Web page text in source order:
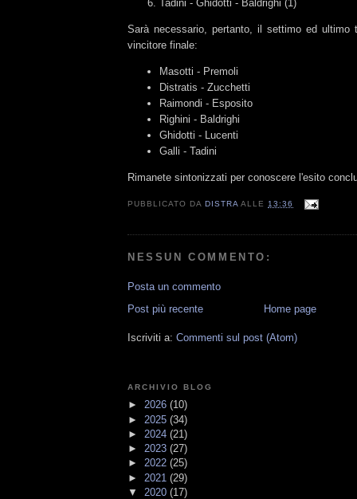
Tadini - Ghidotti - Baldrighi (1)
Sarà necessario, pertanto, il settimo ed ultimo
vincitore finale:
Masotti - Premoli
Distratis - Zucchetti
Raimondi - Esposito
Righini - Baldrighi
Ghidotti - Lucenti
Galli - Tadini
Rimanete sintonizzati per conoscere l'esito
PUBBLICATO DADISTRA ALLE 13:36
NESSUN COMMENTO:
Posta un commento
Post più recente
Home page
Iscriviti a: Commenti sul post (Atom)
ARCHIVIO BLOG
► 2026 (10)
► 2025 (34)
► 2024 (21)
► 2023 (27)
► 2022 (25)
► 2021 (29)
▼ 2020 (17)